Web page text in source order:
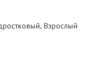
Взрослый